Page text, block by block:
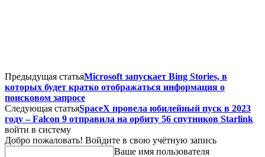
Предыдущая статьяMicrosoft запускает Bing Stories, в
которых будет кратко отображаться информация о
поисковом запросе
Следующая статьяSpaceX провела юбилейный пуск в 2023
году – Falcon 9 отправила на орбиту 56 спутников Starlink
войти в систему
Добро пожаловать! Войдите в свою учётную запись
Ваше имя пользователя